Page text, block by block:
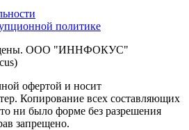
политике
ООО "ИННФОКУС"
офертой и носит
Копирование всех составляющих
ни было форме без разрешения
запрещено.